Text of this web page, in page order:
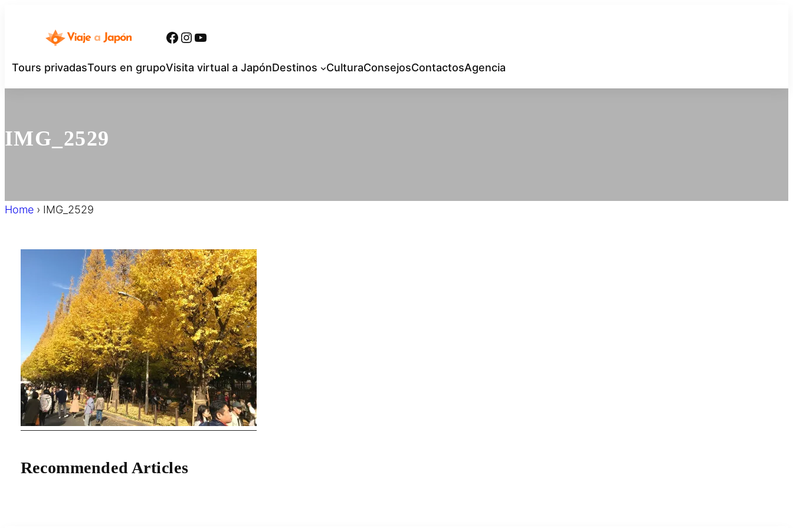
ス
Facebook
Instagram
YouTube
Tours privadasTours en grupoVisita virtual a JapónDestinos CulturaConsejosContactosAgencia
IMG_2529
Home › IMG_2529
Recommended Articles